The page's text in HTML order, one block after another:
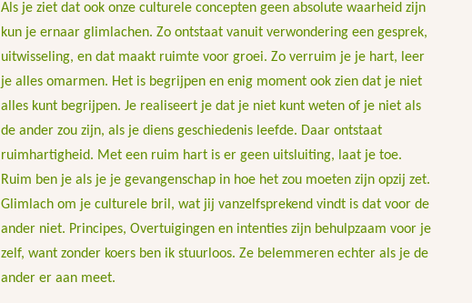
Als je ziet dat ook onze culturele concepten geen absolute waarheid zijn
kun je ernaar glimlachen. Zo ontstaat vanuit verwondering een gesprek,
uitwisseling, en dat maakt ruimte voor groei. Zo verruim je je hart, leer
je alles omarmen. Het is begrijpen en enig moment ook zien dat je niet
alles kunt begrijpen. Je realiseert je dat je niet kunt weten of je niet als
de ander zou zijn, als je diens geschiedenis leefde. Daar ontstaat
ruimhartigheid. Met een ruim hart is er geen uitsluiting, laat je toe.
Ruim ben je als je je gevangenschap in hoe het zou moeten zijn opzij zet.
Glimlach om je culturele bril, wat jij vanzelfsprekend vindt is dat voor de
ander niet. Principes, Overtuigingen en intenties zijn behulpzaam voor je
zelf, want zonder koers ben ik stuurloos. Ze belemmeren echter als je de
ander er aan meet.